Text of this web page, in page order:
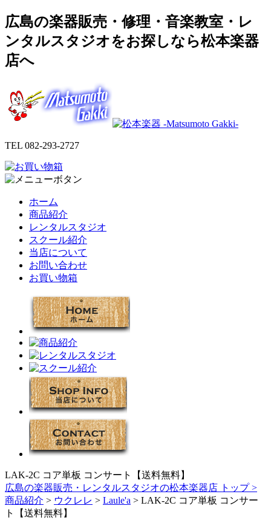
広島の楽器販売・修理・音楽教室・レ
ンタルスタジオをお探しなら松本楽器
店へ
TEL 082-293-2727
ホーム
商品紹介
レンタルスタジオ
スクール紹介
当店について
お問い合わせ
お買い物箱
LAK-2C コア単板 コンサート【送料無料】
広島の楽器販売・レンタルスタジオの松本楽器店 トップ >
商品紹介 > ウクレレ > Laule'a > LAK-2C コア単板 コンサー
ト【送料無料】